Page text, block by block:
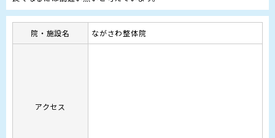
院・施設名 ながさわ整体院
アクセス